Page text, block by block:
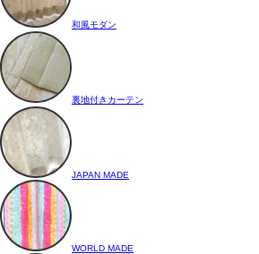
和風モダン
裏地付きカーテン
JAPAN MADE
WORLD MADE